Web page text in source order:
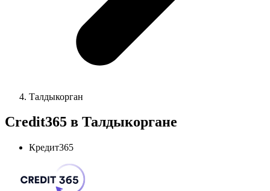
Талдыкорган
Credit365 в Талдыкоргане
Кредит365